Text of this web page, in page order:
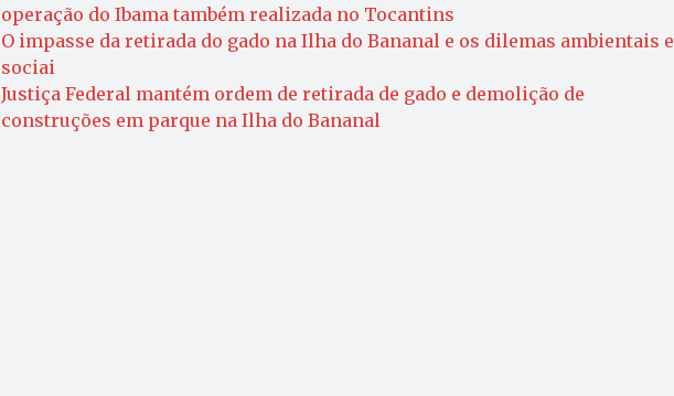
operação do Ibama também realizada no Tocantins
O impasse da retirada do gado na Ilha do Bananal e os dilemas ambientais e
sociai
Justiça Federal mantém ordem de retirada de gado e demolição de
construções em parque na Ilha do Bananal